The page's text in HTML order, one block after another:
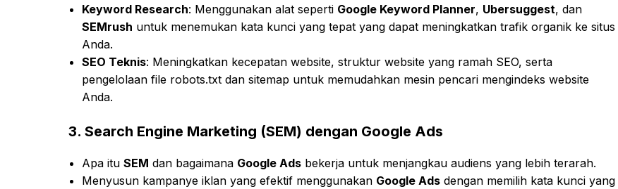
Keyword Research: Menggunakan alat seperti Google Keyword Planner, Ubersuggest, dan
SEMrush untuk menemukan kata kunci yang tepat yang dapat meningkatkan trafik organik ke situs
Anda.
SEO Teknis: Meningkatkan kecepatan website, struktur website yang ramah SEO, serta
pengelolaan file robots.txt dan sitemap untuk memudahkan mesin pencari mengindeks website
Anda.
3. Search Engine Marketing (SEM) dengan Google Ads
Apa ituSEM dan bagaimana Google Ads bekerja untuk menjangkau audiens yang lebih terarah.
Menyusun kampanye iklan yang efektif menggunakan Google Ads dengan memilih kata kunci yang